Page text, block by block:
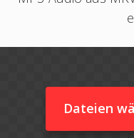
Dateien